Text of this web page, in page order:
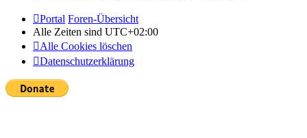
Portal Foren-Übersicht
Alle Zeiten sind UTC+02:00
Alle Cookies löschen
Datenschutzerklärung